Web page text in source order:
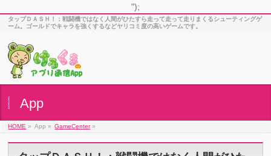
");
タップＤＡＳＨ！：戦闘機ではなく人間がひたすら走って走って走りまくるシューティングゲ
ーム。ゴールドでキャラを強くするなどヤリコミ度の高いゲームです。
App
HOME » App » GameCenter»